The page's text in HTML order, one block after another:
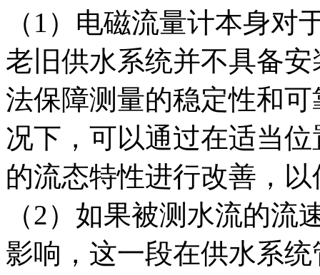
（1）电磁流量计本身
老旧供水系统并不具备
法保障测量的稳定性和
况下，可以通过在适当
的流态特性进行改善，
（2）如果被测水流的
影响，这一段在供水系